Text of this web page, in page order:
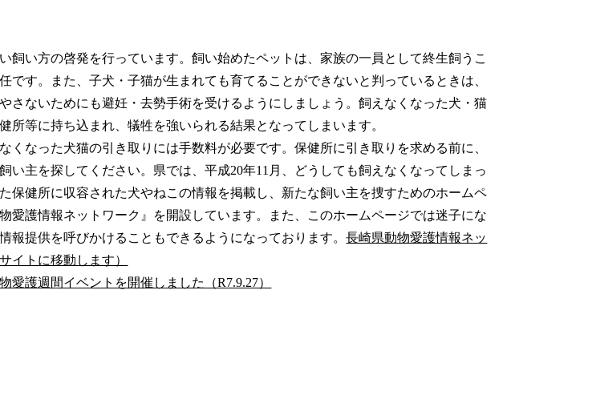
飼い方の啓発を行っています。飼い始めたペットは、家族の一員として終生飼うこ
です。また、子犬・子猫が生まれても育てることができないと判っているときは、
さないためにも避妊・去勢手術を受けるようにしましょう。飼えなくなった犬・猫
所等に持ち込まれ、犠牲を強いられる結果となってしまいます。
くなった犬猫の引き取りには手数料が必要です。保健所に引き取りを求める前に、
い主を探してください。県では、平成20年11 月、どうしても飼えなくなってしまっ
保健所に収容された犬やねこの情報を掲載し、新たな飼い主を捜すためのホームペ
愛護情報ネットワーク』を開設しています。また、このホームページでは迷子にな
報提供を呼びかけることもできるようになっております。長崎県動物愛護情報ネッ
イトに移動します）
愛護週間イベントを開催しました（R7.9.27）